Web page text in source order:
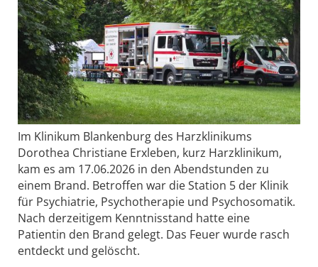
Im Klinikum Blankenburg des Harzklinikums
Dorothea Christiane Erxleben, kurz Harzklinikum,
kam es am 17.06.2026 in den Abendstunden zu
einem Brand. Betroffen war die Station 5 der Klinik
für Psychiatrie, Psychotherapie und Psychosomatik.
Nach derzeitigem Kenntnisstand hatte eine
Patientin den Brand gelegt. Das Feuer wurde rasch
entdeckt und gelöscht.